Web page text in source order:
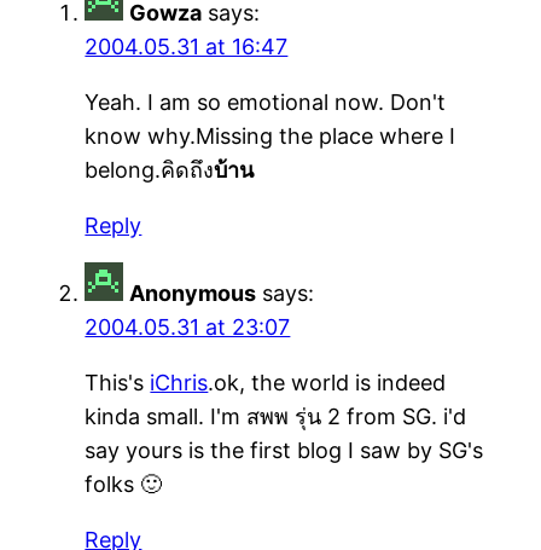
Gowza says:
2004.05.31 at 16:47
Yeah. I am so emotional now. Don't
know why.Missing the place where I
belong.คิดถึงบ้าน
Reply
Anonymous says:
2004.05.31 at 23:07
This's iChris.ok, the world is indeed
kinda small. I'm สพพ รุ่น 2 from SG. i'd
say yours is the first blog I saw by SG's
folks 🙂
Reply